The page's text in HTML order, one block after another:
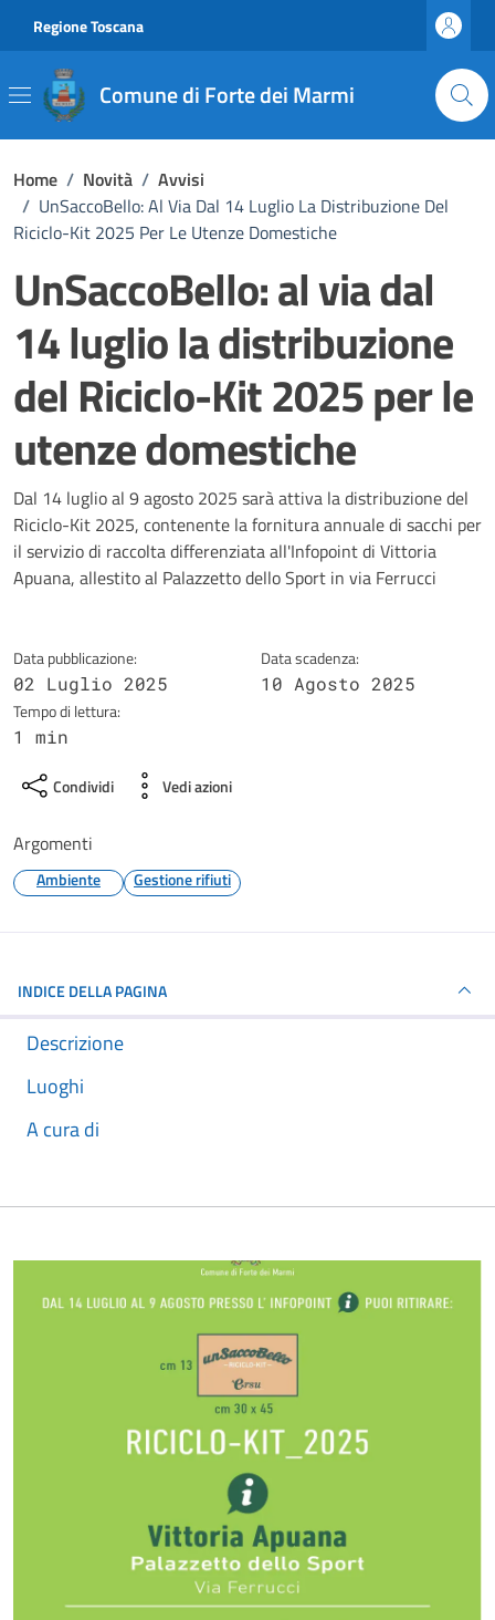
Regione Toscana
Comune di Forte dei Marmi
Home / Novità / Avvisi
/ UnSaccoBello: Al Via Dal 14 Luglio La Distribuzione Del
Riciclo-Kit 2025 Per Le Utenze Domestiche
UnSaccoBello: al via dal
14 luglio la distribuzione
del Riciclo-Kit 2025 per le
utenze domestiche
Dettagli della notizia
Dal 14 luglio al 9 agosto 2025 sarà attiva la distribuzione del
Riciclo-Kit 2025, contenente la fornitura annuale di sacchi per
il servizio di raccolta differenziata all'Infopoint di Vittoria
Apuana, allestito al Palazzetto dello Sport in via Ferrucci
Data pubblicazione:
02 Luglio 2025
Data scadenza:
10 Agosto 2025
Tempo di lettura:
1 min
Condividi Vedi azioni
Argomenti
Ambiente Gestione rifiuti
INDICE DELLA PAGINA
Descrizione
Luoghi
A cura di